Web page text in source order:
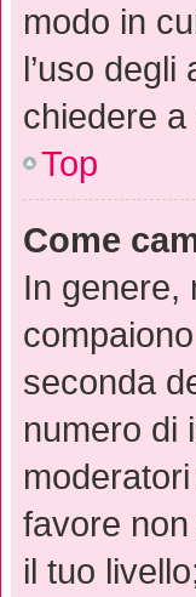
modo in
l’uso
chiedere
Top
Come
In genere,
seconda
numero di
favore
il tuo